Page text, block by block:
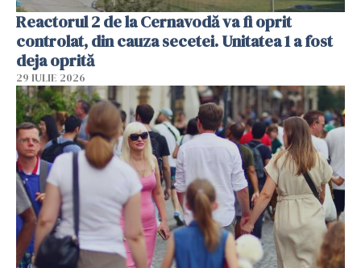
Reactorul 2 de la Cernavodă va fi oprit
controlat, din cauza secetei. Unitatea 1 a fost
deja oprită
29 IULIE 2026